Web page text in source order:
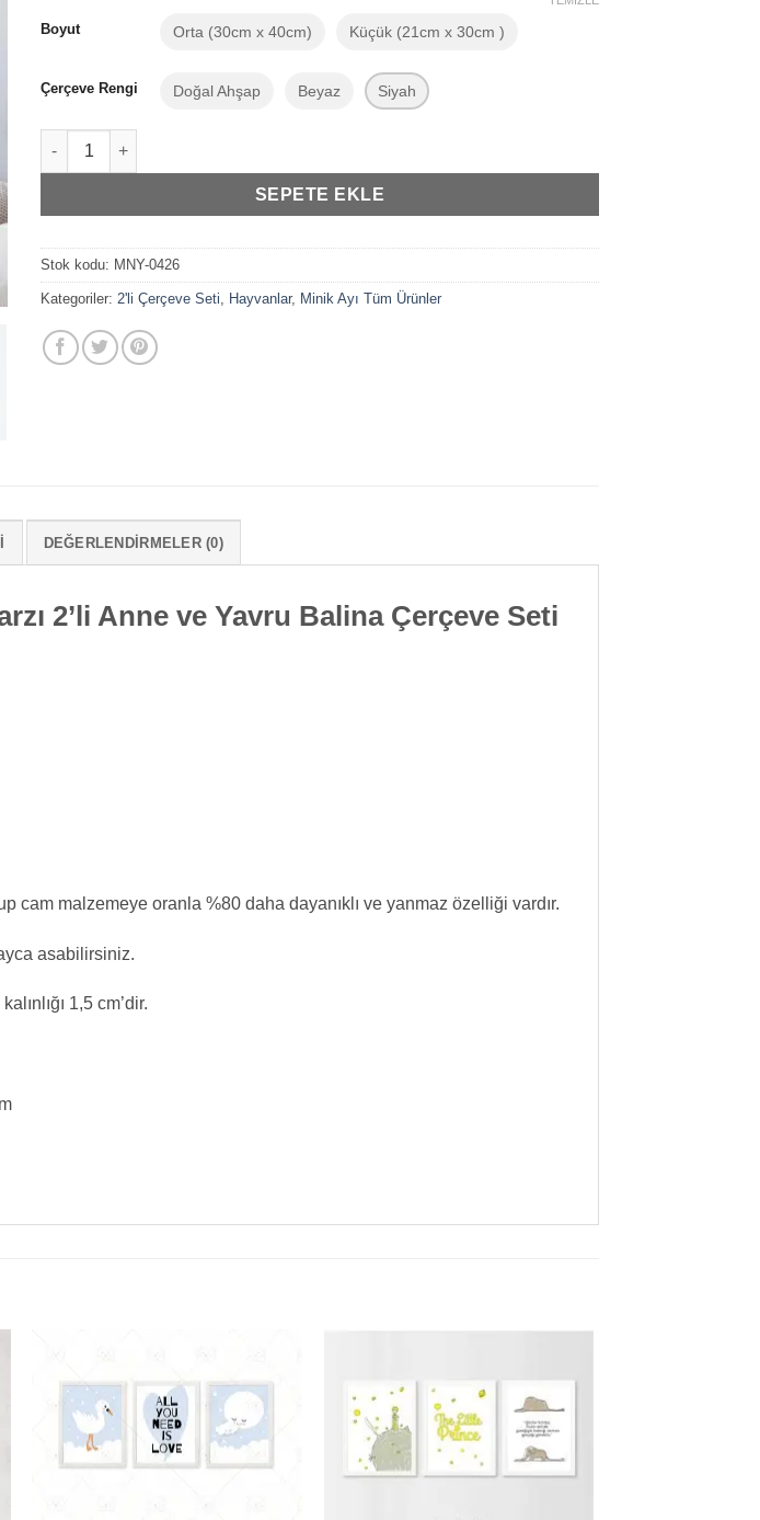
₺1.099,99
Boyut Orta (30cm x 40cm) Küçük (21cm x 30cm )
Çerçeve Rengi Doğal Ahşap Beyaz Siyah
Bebek Odası Dekorasyon İskandinav Tarzı 2'li Anne ve Yavru Balina Çerçeve Seti adet
SEPETE EKLE
Stok kodu: MNY-0426
Kategoriler: 2'li Çerçeve Seti Hayvanlar, Minik Ayı Tüm Ürünler
DEĞERLENDIRMELER (0)
2’li Anne ve Yavru Balina Çerçeve Seti
cam malzemeye oranla %80 daha dayanıklı ve yanmaz özelliği vardır.
asabilirsiniz.
1,5 cm’dir.